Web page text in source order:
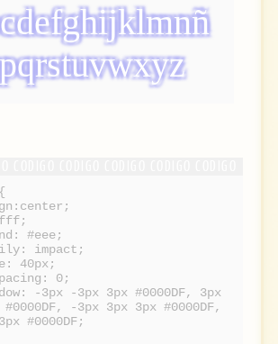
#eee;
impact;
40px;
0;
-3px -3px 3px #0000DF, 3px
-3px 3px 3px #0000DF,
#0000DF;